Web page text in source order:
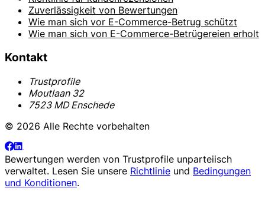
Zuverlässigkeit von Bewertungen
Wie man sich vor E-Commerce-Betrug schützt
Wie man sich von E-Commerce-Betrügereien erholt
Kontakt
Trustprofile
Moutlaan 32
7523 MD Enschede
© 2026 Alle Rechte vorbehalten
Bewertungen werden von Trustprofile unparteiisch
verwaltet. Lesen Sie unsere Richtlinie und Bedingungen
und Konditionen.